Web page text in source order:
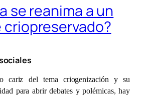
se reanima a un
cariz del tema criogenización y su
para abrir debates y polémicas, hay